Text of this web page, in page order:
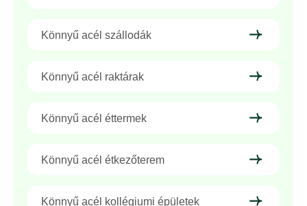
Könnyű acél szállodák
Könnyű acél raktárak
Könnyű acél éttermek
Könnyű acél étkezőterem
Könnyű acél kollégiumi épületek